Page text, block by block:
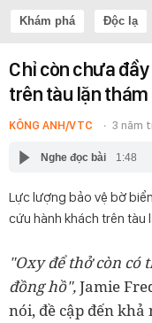
Khám phá Độc lạ
Chỉ còn chưa
trên tàu lặn
KÔNG ANH/VTC 3 năm
Nghe đọc bài 1:48
Lực lượng bảo vệ bờ
cứu hành khách trên tàu
"Oxy để thở còn có
đồng hồ",Jamie
nói, đề cập đến khả